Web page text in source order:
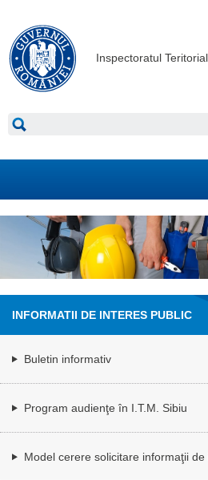
Inspectoratul
INFORMATII DE INTERES PUBLIC
Buletin informativ
Program audienţe în I.T.M. Sibiu
Model cerere solicitare informaţii